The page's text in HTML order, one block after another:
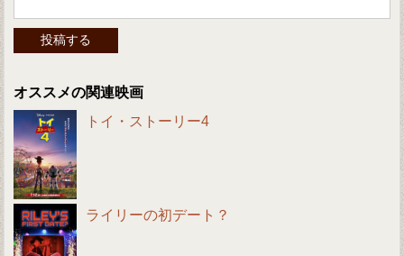
オススメの関連映画
トイ・ストーリー4
ライリーの初デート？